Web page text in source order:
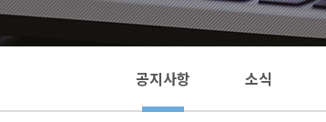
공지사항 소식